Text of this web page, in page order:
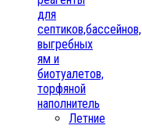
для
септиков,бассейнов,
выгребных
ям и
биотуалетов,
торфяной
наполнитель
Летние